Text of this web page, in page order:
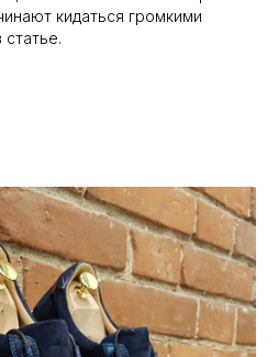
кидаться громкими